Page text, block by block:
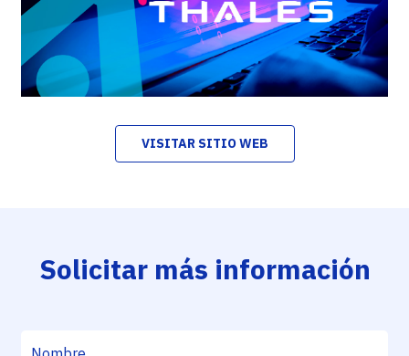
VISITAR SITIO WEB
Solicitar más información